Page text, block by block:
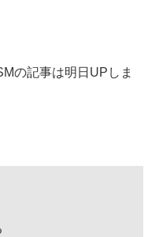
の記事は明日UPしま